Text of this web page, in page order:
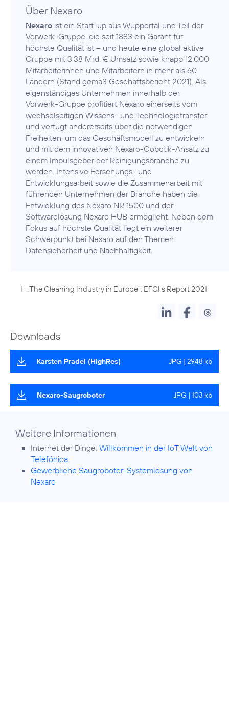
Über Nexaro
Nexaro ist ein Start-up aus Wuppertal und Teil der
Vorwerk-Gruppe, die seit 1883 ein Garant für
höchste Qualität ist – und heute eine global aktive
Gruppe mit 3,38 Mrd. € Umsatz sowie knapp 12.000
Mitarbeiterinnen und Mitarbeitern in mehr als 60
Ländern (Stand gemäß Geschäftsbericht 2021). Als
eigenständiges Unternehmen innerhalb der
Vorwerk-Gruppe profitiert Nexaro einerseits vom
wechselseitigen Wissens- und Technologietransfer
und verfügt andererseits über die notwendigen
Freiheiten, um das Geschäftsmodell zu entwickeln
und mit dem innovativen Nexaro-Cobotik-Ansatz zu
einem Impulsgeber der Reinigungsbranche zu
werden. Intensive Forschungs- und
Entwicklungsarbeit sowie die Zusammenarbeit mit
führenden Unternehmen der Branche haben die
Entwicklung des Nexaro NR 1500 und der
Softwarelösung Nexaro HUB ermöglicht. Neben dem
Fokus auf höchste Qualität liegt ein weiterer
Schwerpunkt bei Nexaro auf den Themen
Datensicherheit und Nachhaltigkeit.
1 „The Cleaning Industry in Europe“, EFCI’s Report 2021
Downloads
Karsten Pradel (HighRes) JPG | 2948 kb
Nexaro-Saugroboter JPG | 103 kb
Weitere Informationen
Internet der Dinge: Willkommen in der IoT Welt von
Telefónica
Gewerbliche Saugroboter-Systemlösung von
Nexaro